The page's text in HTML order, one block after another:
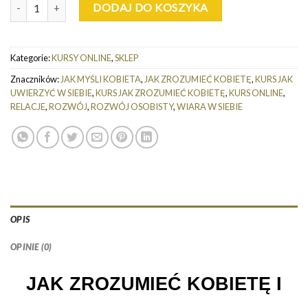
DODAJ DO KOSZYKA
Kategorie:KURSY ONLINE,SKLEP
Znaczników:JAK MYŚLI KOBIETA,JAK ZROZUMIEĆ KOBIETĘ,KURS JAK
UWIERZYĆ W SIEBIE,KURS JAK ZROZUMIEĆ KOBIETĘ,KURS ONLINE,
RELACJE,ROZWÓJ,ROZWÓJ OSOBISTY,WIARA W SIEBIE
OPIS
OPINIE (0)
JAK ZROZUMIEĆ KOBIETĘ I